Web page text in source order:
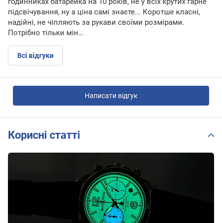
підсвічування, ну а ціна самі знаєте... Коротше класні,
надійні, не чіпляють за рукави своїми розмірами.
Потрібно тільки мін…
Всі відгуки
Написати відгук
Корисні статті